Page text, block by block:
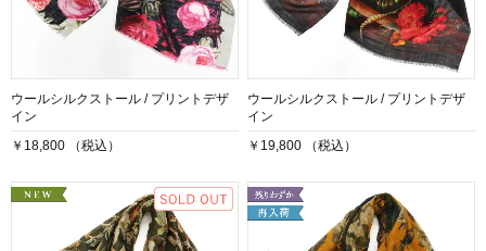
ウールシルクストール / プリントデザ
イン
￥18,800 （税込）
ウールシルクストール / プリントデザ
イン
￥19,800 （税込）